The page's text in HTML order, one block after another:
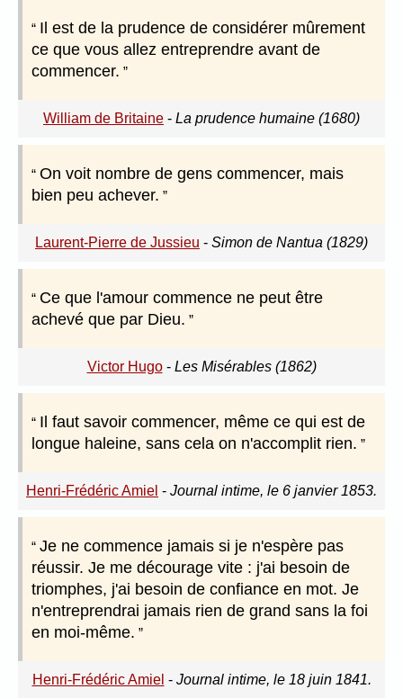
Il est de la prudence de considérer mûrement
ce que vous allez entreprendre avant de
commencer.
William de Britaine - La prudence humaine (1680)
On voit nombre de gens commencer, mais
bien peu achever.
Laurent-Pierre de Jussieu - Simon de Nantua (1829)
Ce que l'amour commence ne peut être
achevé que par Dieu.
Victor Hugo- Les Misérables (1862)
Il faut savoir commencer, même ce qui est de
longue haleine, sans cela on n'accomplit rien.
Henri-Frédéric Amiel - Journal intime, le 6 janvier 1853.
Je ne commence jamais si je n'espère pas
réussir. Je me décourage vite : j'ai besoin de
triomphes, j'ai besoin de confiance en mot. Je
n'entreprendrai jamais rien de grand sans la foi
en moi-même.
Henri-Frédéric Amiel - Journal intime, le 18 juin 1841.